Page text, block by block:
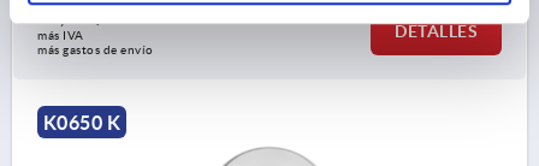
más IVA
más gastos de envío
DETALLES
K0650 K